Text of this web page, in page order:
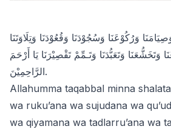
وَرُكُوْعَنَا وَسُجُوْدَنَا وَقُعُوْدَنَا وَتِلَاوَتَنَا
وَتَخَشُّعَنَا وَتَعَبُّدَنَا وَتَـمِّمْ تَقْصِيْرَنَا يَا أَرْحَمَ
الرَّاحِمِيْنَ.
Allahumma taqabbal minna
wa ruku’ana wa sujudana wa
wa qiyamana wa tadlarru’ana wa